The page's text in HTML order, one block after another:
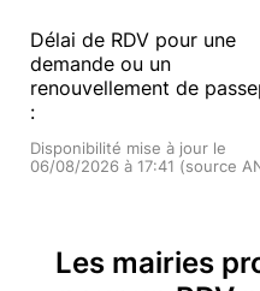
Délai de RDV pour une
demande ou un
renouvellement de
:
Disponibilité mise à jour le
06/08/2026 à 17:41 (source
Les mairies